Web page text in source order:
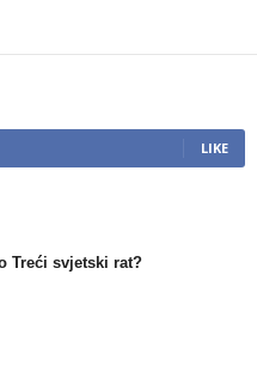
LIKE
Treći svjetski rat?